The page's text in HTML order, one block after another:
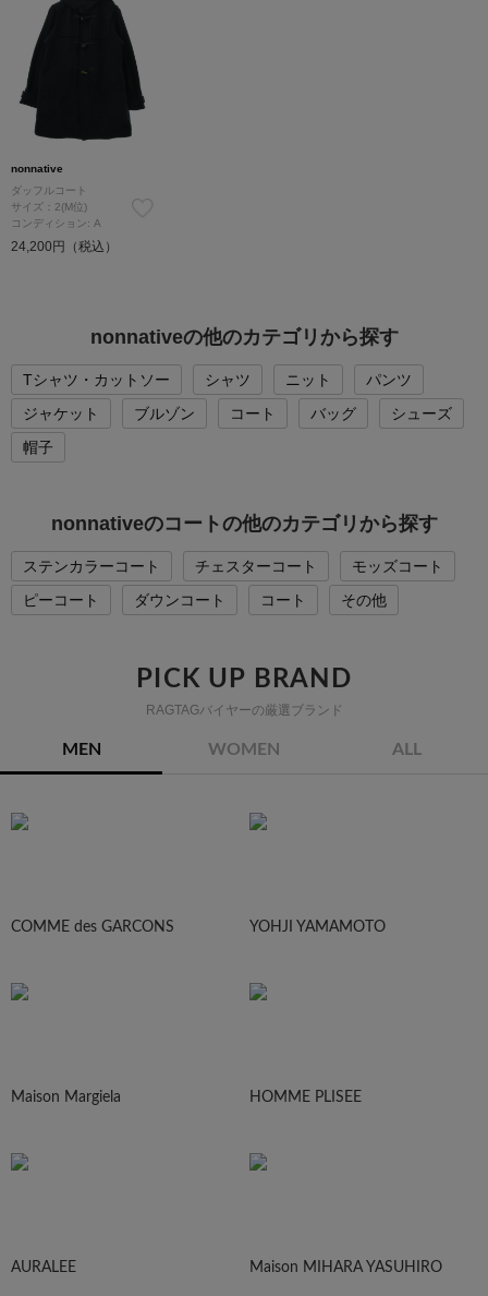
nonnative
ダッフルコート
サイズ：2(M位)
コンディション: A
24,200円（税込）
nonnativeの他のカテゴリから探す
Tシャツ・カットソー シャツ ニット
パンツ
ジャケット
ブルゾン コート バッグ
シューズ
帽子
nonnativeのコートの他のカテゴリから探す
ステンカラーコート チェスターコート
モッズコート
ピーコート
ダウンコート コート その他
PICK UP BRAND
RAGTAGバイヤーの厳選ブランド
MEN WOMEN ALL
COMME des GARCONS YOHJI YAMAMOTO
Maison Margiela HOMME PLISEE
AURALEE Maison MIHARA YASUHIRO